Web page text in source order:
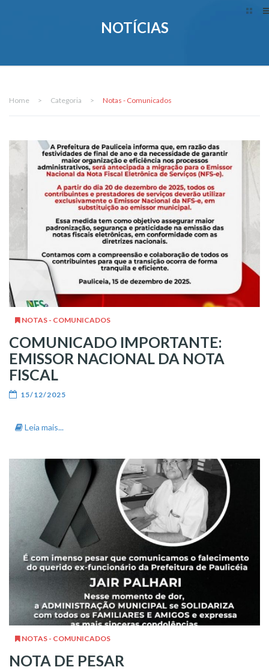
NOTÍCIAS
Home > Categoria > Notas - Comunicados
NOTAS - COMUNICADOS
COMUNICADO IMPORTANTE:
EMISSOR NACIONAL DA NOTA
FISCAL
15/12/2025
Leia mais...
NOTAS - COMUNICADOS
NOTA DE PESAR